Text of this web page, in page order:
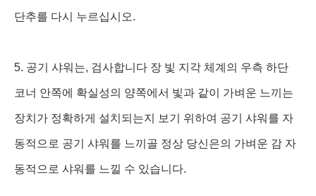
단추를 다시 누르십시오.
5. 공기 샤워는, 검사합니다 장 빛 지각 체계의 우측 하단
코너 안쪽에 확실성의 양쪽에서 빛과 같이 가벼운 느끼는
장치가 정확하게 설치되는지 보기 위하여 공기 샤워를 자
동적으로 공기 샤워를 느끼골 정상 당신은의 가벼운 감 자
동적으로 샤워를 느낄 수 있습니다.